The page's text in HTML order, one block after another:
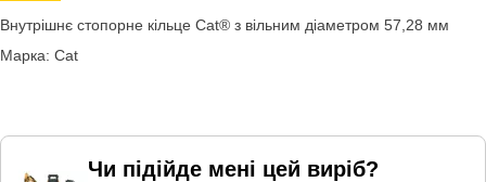
Внутрішнє стопорне кільце Cat® з вільним діаметром 57,28 мм
Марка: Cat
Чи підійде мені цей виріб?